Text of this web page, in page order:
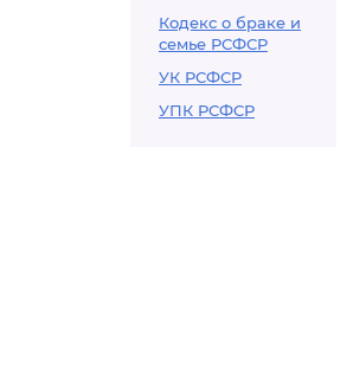
Кодекс о браке и
семье РСФСР
УК РСФСР
УПК РСФСР